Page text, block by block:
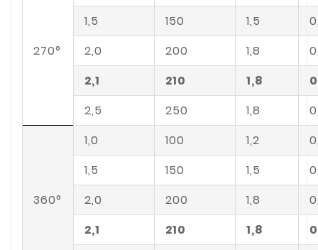
270°
1,5
150 1,5
2,0
200 1,8
2,1
210 1,8
2,5
250 1,8
360°
1,0 100 1,2
1,5
150 1,5
2,0
200 1,8
2,1
210 1,8